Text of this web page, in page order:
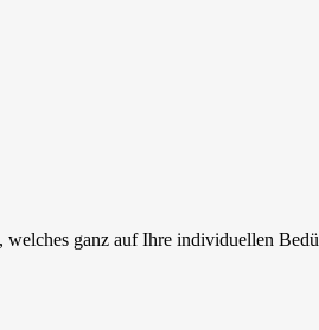
ganz auf Ihre individuellen